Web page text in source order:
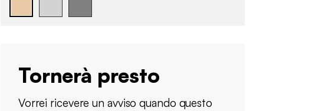
Tornerà presto
Vorrei ricevere un avviso quando questo